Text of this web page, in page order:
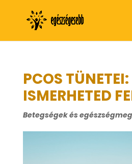
PCOS
ISMERHETED
Betegségek és